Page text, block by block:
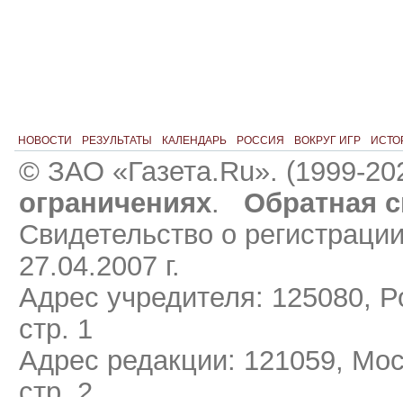
НОВОСТИ РЕЗУЛЬТАТЫ КАЛЕНДАРЬ РОССИЯ ВОКРУГ ИГР
© ЗАО «Газета.Ru». (1999-
ограничениях.
Обратная
Свидетельство о
27.04.2007 г.
Адрес учредителя: 125080,
стр. 1
Адрес редакции: 121059,